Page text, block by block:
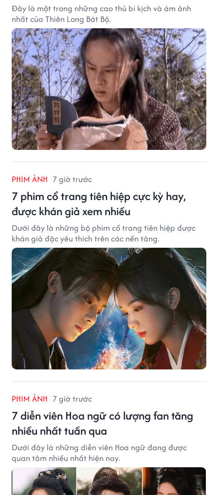
Đây là một trong những cao thủ bi kịch và ám ảnh
nhất của Thiên Long Bát Bộ.
PHIM ẢNH 7 giờ trước
7 phim cổ trang tiên hiệp cực kỳ hay,
được khán giả xem nhiều
Dưới đây là những bộ phim cổ trang tiên hiệp được
khán giả đặc yêu thích trên các nền tảng.
PHIM ẢNH 7 giờ trước
7 diễn viên Hoa ngữ có lượng fan tăng
nhiều nhất tuần qua
Dưới đây là những diễn viên Hoa ngữ đang được
quan tâm nhiều nhất hiện nay.